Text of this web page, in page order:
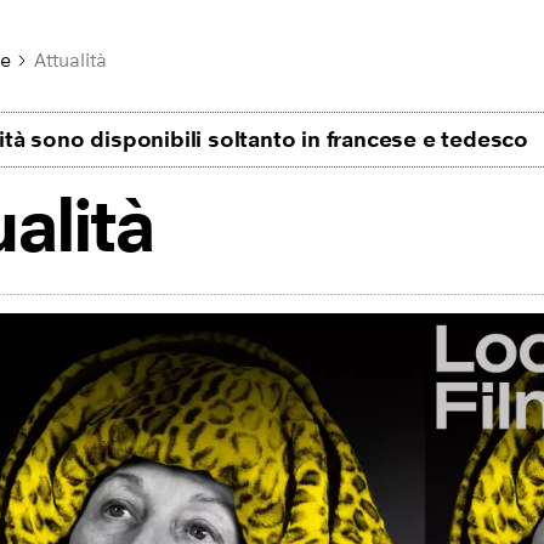
Attualità
sono disponibili soltanto in francese e tedesco